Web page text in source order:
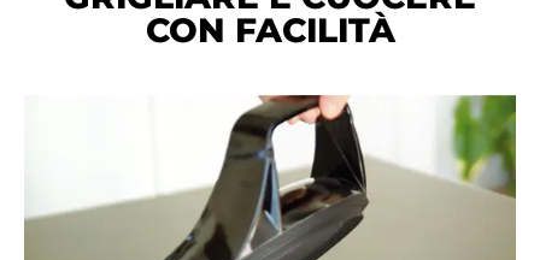
CON FACILITÀ